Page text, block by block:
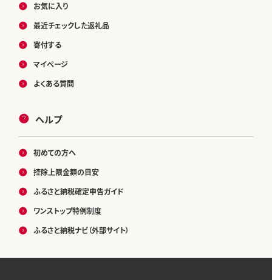
お気に入り
最近チェックした返礼品
寄付する
マイページ
よくある質問
ヘルプ
初めての方へ
控除上限金額の目安
ふるさと納税確定申告ガイド
ワンストップ特例制度
ふるさと納税ナビ（外部サイト）